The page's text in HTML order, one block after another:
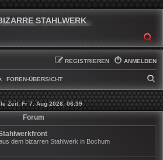
STAHLWERK
ANMELDEN
REGISTRIEREN
FOREN-ÜBERSICHT
U
C
Zeit: Fr 7. Aug 2026, 06:39
Forum
dem bizarren Stahlwerk in Bochum